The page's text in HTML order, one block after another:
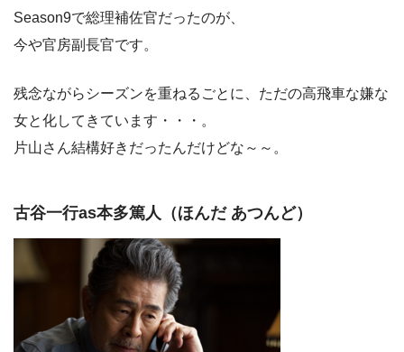
Season9で総理補佐官だったのが、
今や官房副長官です。
残念ながらシーズンを重ねるごとに、ただの高飛車な嫌な
女と化してきています・・・。
片山さん結構好きだったんだけどな～～。
古谷一行as本多篤人（ほんだ あつんど）